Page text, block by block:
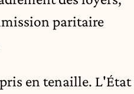
paritaire
en tenaille. L'État